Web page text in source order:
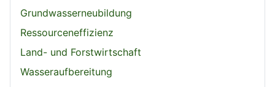
Grundwasserneubildung
Ressourceneffizienz
Land- und Forstwirtschaft
Wasseraufbereitung